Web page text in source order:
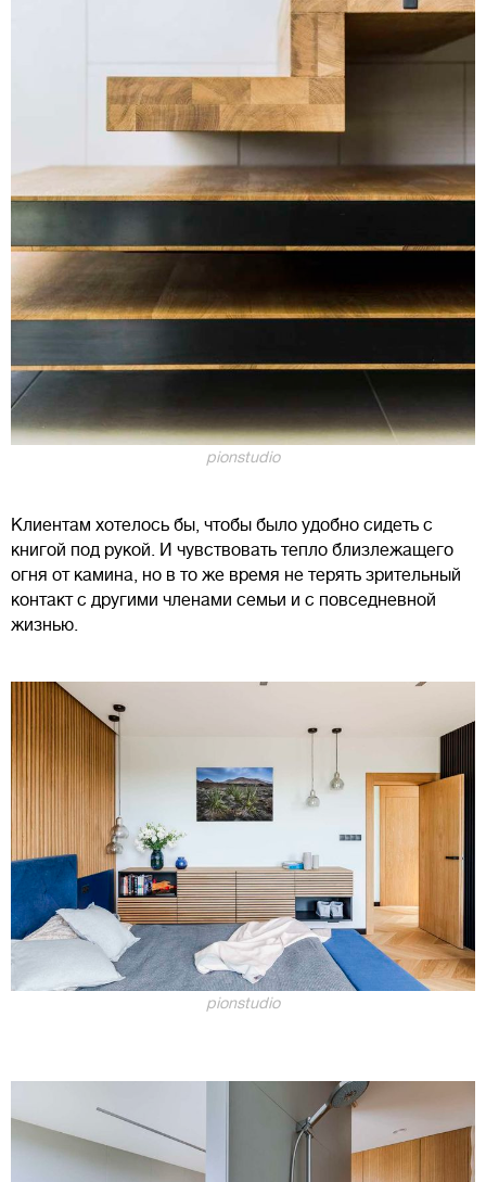
pionstudio
Клиентам хотелось бы, чтобы было удобно сидеть с
книгой под рукой. И чувствовать тепло близлежащего
огня от камина, но в то же время не терять зрительный
контакт с другими членами семьи и с повседневной
жизнью.
pionstudio